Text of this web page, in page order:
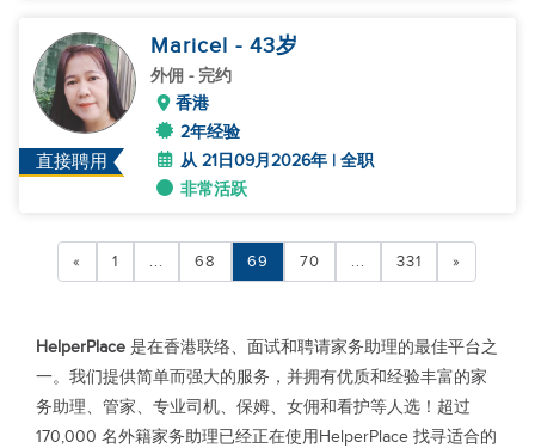
直接聘用
Maricel - 43岁
外佣 - 完约
香港
2年经验
从 21日09月2026年 | 全职
非常活跃
« 1 ... 68 69 70 ... 331 »
HelperPlace 是在香港联络、面试和聘请家务助理的最佳平台之
一。我们提供简单而强大的服务，并拥有优质和经验丰富的家
务助理、管家、专业司机、保姆、女佣和看护等人选！超过
170,000 名外籍家务助理已经正在使用HelperPlace 找寻适合的